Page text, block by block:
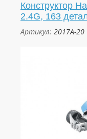
Конструктор
2.4G, 163
Артикул: 2017A-20